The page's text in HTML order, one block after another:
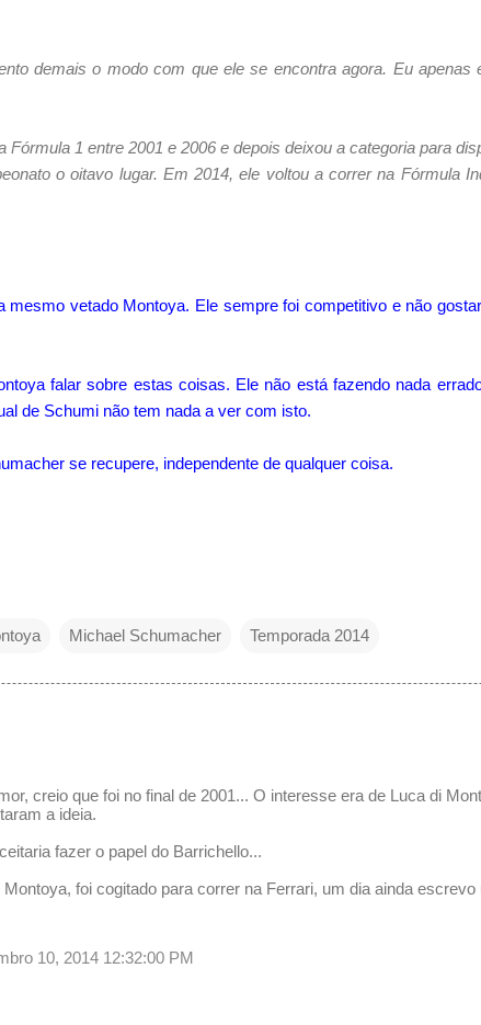
demais o modo com que ele se encontra agora. Eu apenas
Fórmula 1 entre 2001 e 2006 e depois deixou a categoria para
o oitavo lugar. Em 2014, ele voltou a correr na Fórmula
mesmo vetado Montoya. Ele sempre foi competitivo e não
falar sobre estas coisas. Ele não está fazendo nada
de Schumi não tem nada a ver com isto.
se recupere, independente de qualquer coisa.
Michael Schumacher Temporada 2014
creio que foi no final de 2001... O interesse era de Luca di
a ideia.
fazer o papel do Barrichello...
foi cogitado para correr na Ferrari, um dia ainda
10, 2014 12:32:00 PM